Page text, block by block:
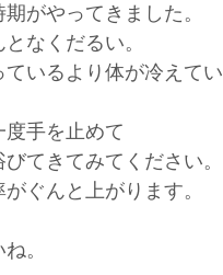
がやってきました。
なくだるい。
いるより体が冷えてい
手を止めて
てきてみてください。
ぐんと上がります。
。